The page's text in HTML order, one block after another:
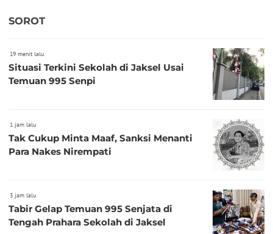
SOROT
19 menit lalu
Situasi Terkini Sekolah di Jaksel Usai
Temuan 995 Senpi
1 jam lalu
Tak Cukup Minta Maaf, Sanksi Menanti
Para Nakes Nirempati
3 jam lalu
Tabir Gelap Temuan 995 Senjata di
Tengah Prahara Sekolah di Jaksel